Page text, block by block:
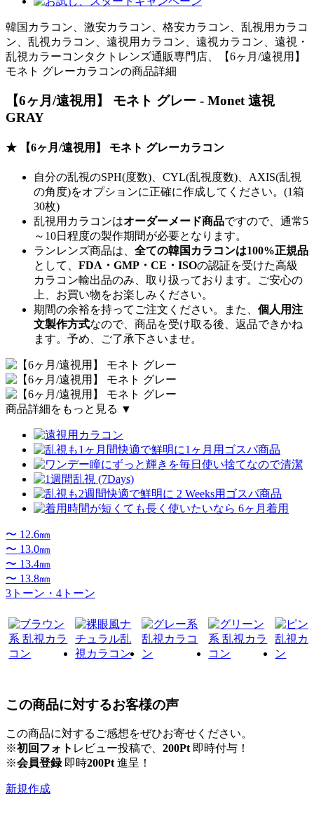
韓国カラコン、激安カラコン、格安カラコン、乱視用カラコ
ン、乱視カラコン、遠視用カラコン、遠視カラコン、遠視・
乱視カラーコンタクトレンズ通販専門店、【6ヶ月/遠視用】
モネト グレーカラコンの商品詳細
【6ヶ月/遠視用】 モネト グレー - Monet 遠視
GRAY
★ 【6ヶ月/遠視用】 モネト グレーカラコン
自分の乱視のSPH(度数)、CYL(乱視度数)、AXIS(乱視
の角度)をオプションに正確に作成してください。(1箱
30枚)
乱視用カラコンはオーダーメード商品ですので、 通常5
～10日程度の製作期間が必要となります。
ランレンズ商品は、 全ての韓国カラコンは100%正規品
として、 FDA・GMP・CE・ISOの認証を受けた高級
カラコン輸出品のみ、取り扱っております。ご安心の
上、お買い物をお楽しみください。
期間の余裕を持ってご注文ください。また、 個人用注
文製作方式なので、商品を受け取る後、返品できかね
ます。予め、ご了承下さいませ。
商品詳細をもっと見る ▼
〜 12.6㎜
〜 13.0㎜
〜 13.4㎜
〜 13.8㎜
3トーン・4トーン
この商品に対するお客様の声
この商品に対するご感想をぜひお寄せください。
※初回フォト レビュー投稿で、 200Pt即時付与！
※会員登録即時200Pt進呈！
新規作成